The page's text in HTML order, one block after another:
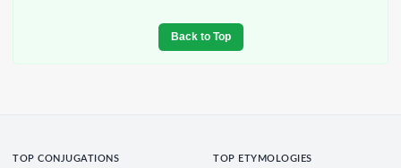
Back to Top
TOP CONJUGATIONS TOP ETYMOLOGIES